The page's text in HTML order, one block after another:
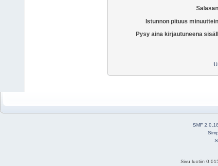
Istunnon pituus
Pysy aina kirjautuneena
SMF
Sivu luotiin